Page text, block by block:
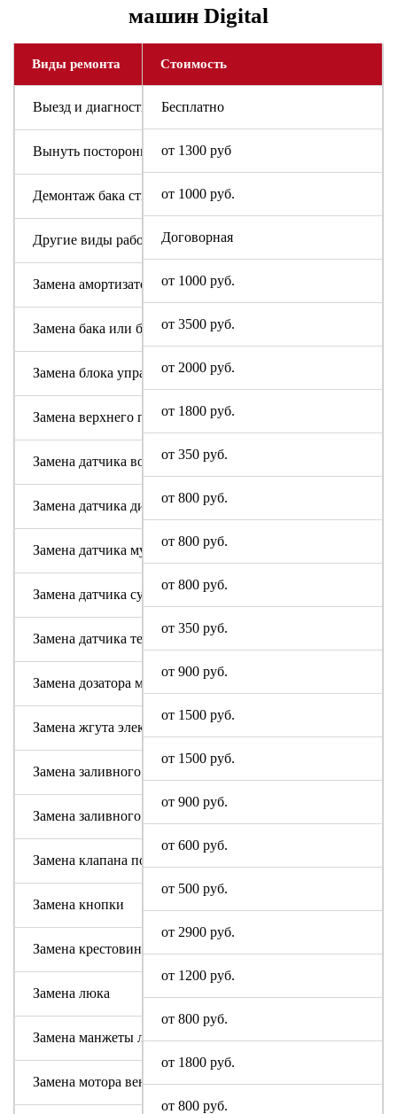
машин Digital
Стоимость
Бесплатно
от 1300 руб
от 1000 руб.
Договорная
от 1000 руб.
от 3500 руб.
от 2000 руб.
от 1800 руб.
от 350 руб.
от 800 руб.
от 800 руб.
от 800 руб.
от 350 руб.
от 900 руб.
от 1500 руб.
от 1500 руб.
от 900 руб.
от 600 руб.
от 500 руб.
от 2900 руб.
от 1200 руб.
от 800 руб.
от 1800 руб.
от 800 руб.
Виды ремонта
Выезд и диагностика
Вынуть посторонний предмет
Демонтаж бака стиральной машины Digital
Другие виды работ
Замена амортизаторов
Замена бака или барабана
Замена блока управления или индикации
Замена верхнего противовеса
Замена датчика воды
Замена датчика дисбаланса белья
Замена датчика мутности
Замена датчика сушки
Замена датчика температуры или термостата
Замена дозатора моющих средств
Замена жгута электропроводки
Замена заливного клапана (КЭНа)
Замена заливного шланга
Замена клапана подачи воды
Замена кнопки
Замена крестовины
Замена люка
Замена манжеты люка
Замена мотора вентилятора сушки